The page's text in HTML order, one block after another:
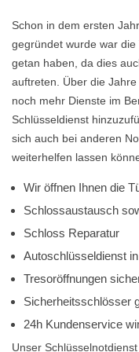
Schon in dem ersten
gegründet wurde war
getan haben, da dies
auftreten. Über die
noch mehr Dienste im
Schlüsseldienst
sich auch bei anderen
weiterhelfen lassen
Wir öffnen Ihnen die
Schlossaustausch
Schloss Reparatur
Autoschlüsseldienst
Tresoröffnungen
Sicherheitsschlösser
24h Kundenservice
Unser